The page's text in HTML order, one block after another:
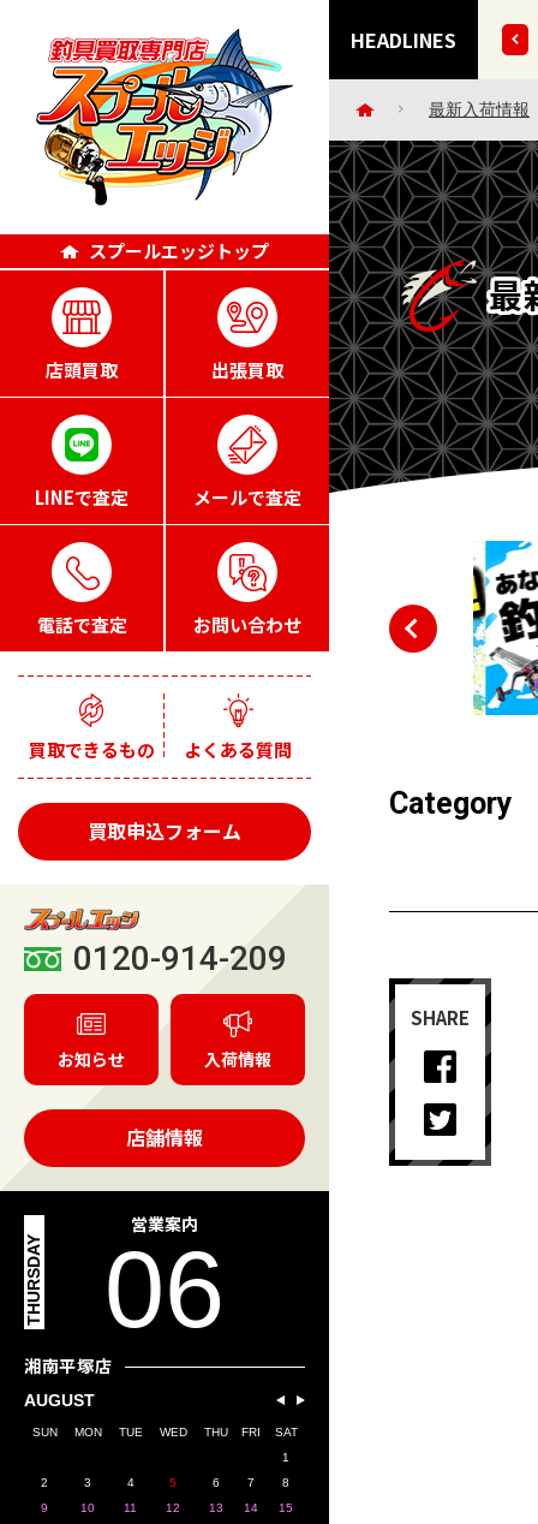
スプールエッジトップ
店頭買取 出張買取
LINEで査定 メールで査定
電話で査定 お問い合わせ
買取できるもの よくある質問
買取申込フォーム
0120-914-209
お知らせ 入荷情報
店舗情報
営業案内
06
THURSDAY
湘南平塚店
AUGUST
SUN MON TUE WED THU FRI
SAT
1
2
3 4 5 6 7
8
9
10 11 12 13 14
15
HEADLINES
日(日)～8月16日(日)は休業させていただきます。
最新入荷情報
最
Category
SHARE